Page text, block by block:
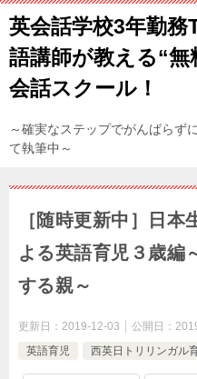
英会話学校3年勤務
語講師が教える“
会話スクール！
～確実なステップでがんばらず
て執筆中～
［随時更新中］日本
よる英語育児３歳編
する親～
更新日： 2019-12-03 公開日：
英語育児
西英日トリリンガル